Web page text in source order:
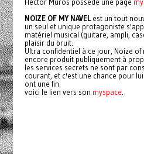
NOIZE OF MY NAVELest un tout
un seul et unique protagoniste
matériel musical (guitare, ampli,
plaisir du bruit.
Ultra confidentiel à ce jour, Noize of
encore produit publiquement à
les services secrets ne sont par
courant, et c'est une chance pour
ont une fin.
voici le lien vers son myspace